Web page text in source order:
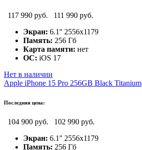
117 990 руб.
111 990 руб.
Экран: 6.1'' 2556x1179
Память: 256 Гб
Карта памяти: нет
ОС: iOS 17
Нет в наличии
Apple iPhone 15 Pro 256GB Black Titanium
Последняя цена:
104 900 руб.
102 990 руб.
Экран: 6.1'' 2556x1179
Память: 256 Гб